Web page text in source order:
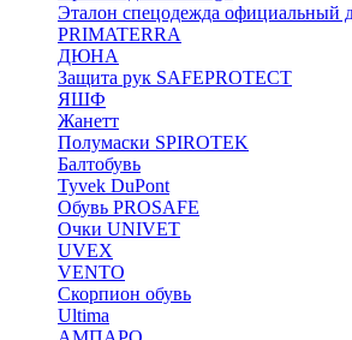
Эталон спецодежда официальный
PRIMATERRA
ДЮНА
Защита рук SAFEPROTECT
ЯШФ
Жанетт
Полумаски SPIROTEK
Балтобувь
Tyvek DuPont
Обувь PROSAFE
Очки UNIVET
UVEX
VENTO
Скорпион обувь
Ultima